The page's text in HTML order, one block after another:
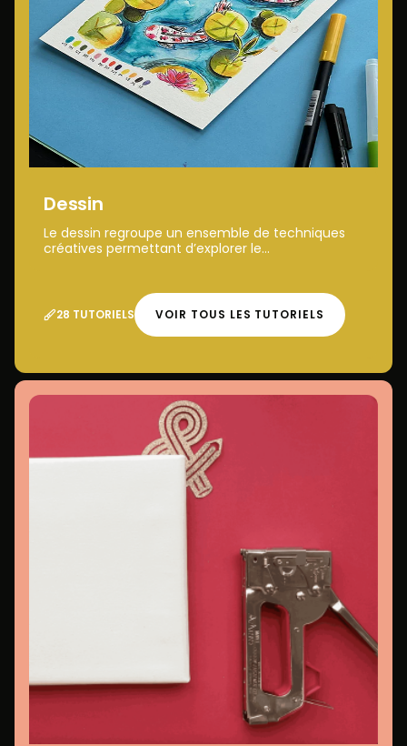
Dessin
Le dessin regroupe un ensemble de techniques
créatives permettant d’explorer le...
28 TUTORIELS VOIR TOUS LES TUTORIELS